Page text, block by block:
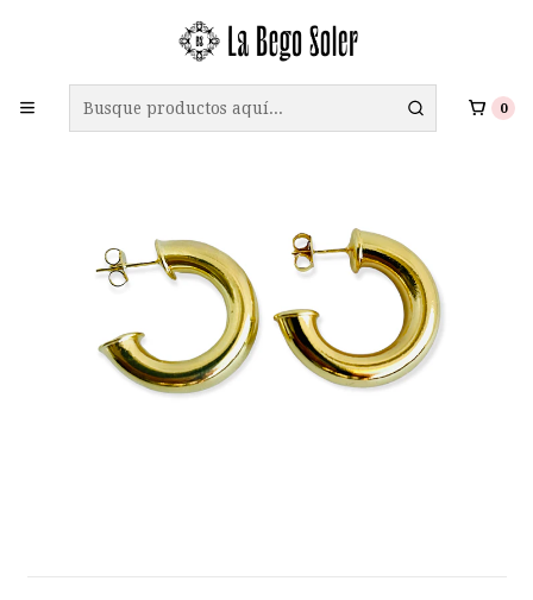
0
ENVÍO GRATIS A TODO CHILE EN COMPRAS SOBRE $69.990